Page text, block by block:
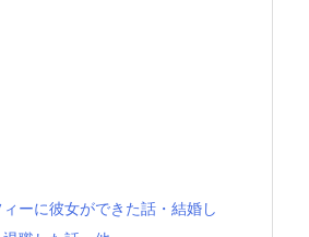
ィーに彼女ができた話・結婚し